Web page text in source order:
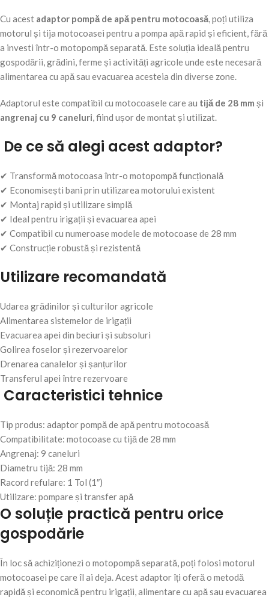
Cu acest adaptor pompă de apă pentru motocoasă, poți utiliza
motorul și tija motocoasei pentru a pompa apă rapid și eficient, fără
a investi într-o motopompă separată. Este soluția ideală pentru
gospodării, grădini, ferme și activități agricole unde este necesară
alimentarea cu apă sau evacuarea acesteia din diverse zone.
Adaptorul este compatibil cu motocoasele care au tijă de 28 mm și
angrenaj cu 9 caneluri, fiind ușor de montat și utilizat.
De ce să alegi acest adaptor?
✔ Transformă motocoasa într-o motopompă funcțională
✔ Economisești bani prin utilizarea motorului existent
✔ Montaj rapid și utilizare simplă
✔ Ideal pentru irigații și evacuarea apei
✔ Compatibil cu numeroase modele de motocoase de 28 mm
✔ Construcție robustă și rezistentă
Utilizare recomandată
Udarea grădinilor și culturilor agricole
Alimentarea sistemelor de irigații
Evacuarea apei din beciuri și subsoluri
Golirea foselor și rezervoarelor
Drenarea canalelor și șanțurilor
Transferul apei între rezervoare
Caracteristici tehnice
Tip produs: adaptor pompă de apă pentru motocoasă
Compatibilitate: motocoase cu tijă de 28 mm
Angrenaj: 9 caneluri
Diametru tijă: 28 mm
Racord refulare: 1 Tol (1″)
Utilizare: pompare și transfer apă
O soluție practică pentru orice
gospodărie
În loc să achiziționezi o motopompă separată, poți folosi motorul
motocoasei pe care îl ai deja. Acest adaptor îți oferă o metodă
rapidă și economică pentru irigații, alimentare cu apă sau evacuarea